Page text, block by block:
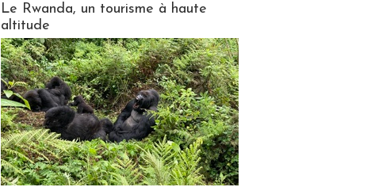
Le Rwanda, un tourisme à haute
altitude